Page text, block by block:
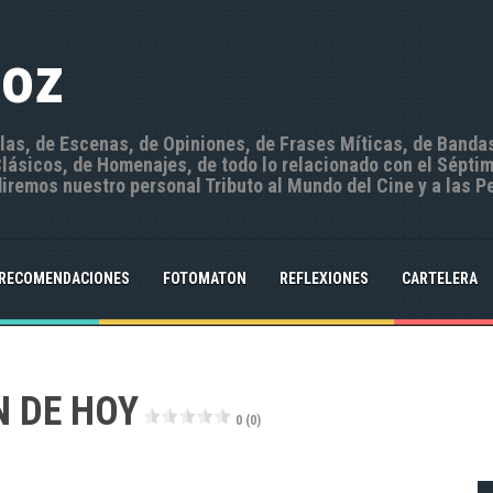
de Escenas, de Opiniones, de Frases Míticas, de
de Homenajes, de todo lo relacionado con el
nuestro personal Tributo al Mundo del Cine y a las
RECOMENDACIONES FOTOMATON REFLEXIONES CARTELERA
DE HOY 0 (0)